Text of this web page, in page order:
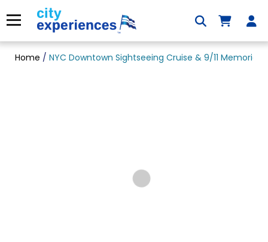
para
conteúdo
Menu
Home / NYC Downtown Sightseeing Cruise & 9/11 Memorial